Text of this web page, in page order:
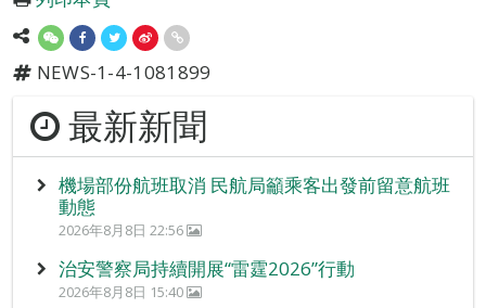
NEWS-1-4-1081899
最新新聞
機場部份航班取消 民航局籲乘客出發前留意航班
動態
2026年8月8日 22:56
治安警察局持續開展“雷霆2026”行動
2026年8月8日 15:40